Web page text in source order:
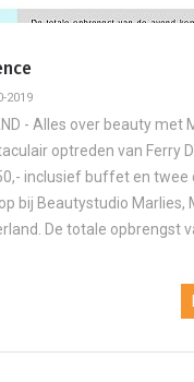
2019
- Alles over beauty met
optreden van Ferry
inclusief buffet en twee
bij Beautystudio Marlies,
De totale opbrengst